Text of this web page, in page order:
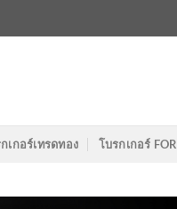
เกอร์เทรดทอง โบรกเกอร์